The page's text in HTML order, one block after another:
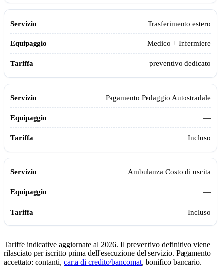
Trasferimento estero
Medico + Infermiere
preventivo dedicato
Pagamento Pedaggio Autostradale
—
Incluso
Ambulanza Costo di uscita
—
Incluso
Tariffe indicative aggiornate al 2026. Il preventivo definitivo viene
rilasciato per iscritto prima dell'esecuzione del servizio. Pagamento
accettato: contanti, carta di credito/bancomat, bonifico bancario.